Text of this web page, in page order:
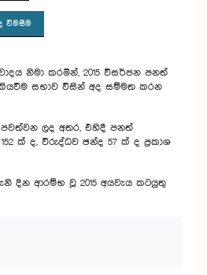
විමසීම
නිමා කරමින්, 2015 විසර්ජන පනත්
සභාව විසින් අද සම්මත කරන
ලද අතර, එහිදී පනත්
ක් ද, විරුද්ධව ඡන්ද 57 ක් ද ප්‍රකාශ
දින ආරම්භ වූ 2015 අයවැය කටයුතු